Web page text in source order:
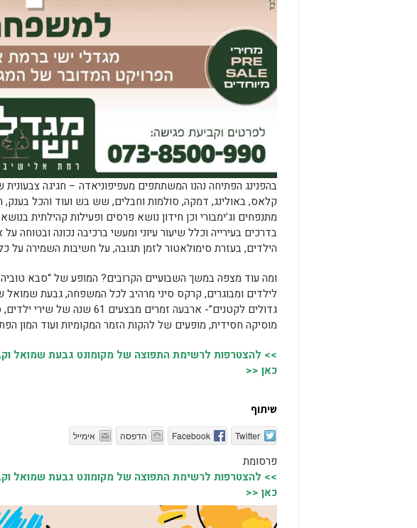
בהפנינג הפתיחה נהנו המשתתפים מעפיפוניאדה – חגיגה
קלאס, באולינג, דמקה, סולמות וחבלים, שש בש ועוד והכל בענק,
מתנפחים וג’ימבורי וכן חידון נושא פרסים ופעילות קהילתית
בדרכים בעירייה וכלל שיעור עיוני ומעשי ברכיבה נכונה ובטוחה
הילדים, בעזרת סימולאטור לזמן תגובה, על חשיבות השמירה על
ומה עוד מצפה במשך השבועיים הקרובים? המופע של “סבא
לילדים ומבוגרים, קרקס סיני מרהיב לכל המשפחה, גבעת שמואל
גדולים לקטנים”- ארבעה זמרים
מוסיקה חסידית, מופעים של להקות הזמר המקומיות ועוד המון
>> להצטרפות לרשימת התפוצה של מקומונט גבעת שמואל
כאן <<
שיתוף
Twitter
Facebook הדפסה אימייל
פרסומת
>> להצטרפות לרשימת התפוצה של מקומונט גבעת שמואל
כאן <<